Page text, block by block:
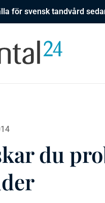
för svensk tandvård
du